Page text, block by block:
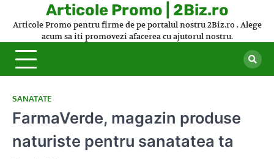
Articole Promo | 2Biz.ro
Articole Promo pentru firme de pe portalul nostru 2Biz.ro . Alege
acum sa iti promovezi afacerea cu ajutorul nostru.
SANATATE
FarmaVerde, magazin produse
naturiste pentru sanatatea ta